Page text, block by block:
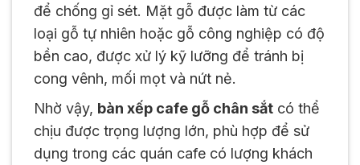
để chống gỉ sét. Mặt gỗ được làm từ các
loại gỗ tự nhiên hoặc gỗ công nghiệp có độ
bền cao, được xử lý kỹ lưỡng để tránh bị
cong vênh, mối mọt và nứt nẻ.
Nhờ vậy, bàn xếp cafe gỗ chân sắt có thể
chịu được trọng lượng lớn, phù hợp để sử
dụng trong các quán cafe có lượng khách